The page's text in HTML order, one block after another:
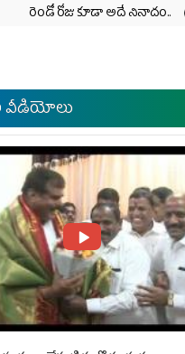
రెండో రోజు కూడా అదే నినాదం..
వీడియోలు